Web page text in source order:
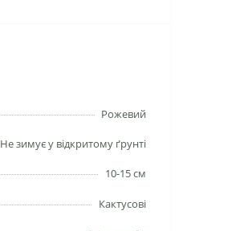
Рожевий
Не зимує у відкритому ґрунті
10-15 см
Кактусові